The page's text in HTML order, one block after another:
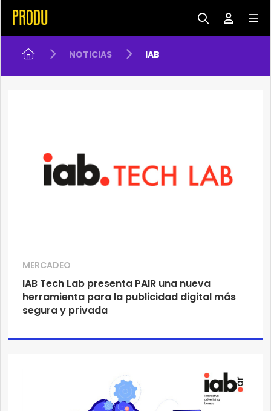
NOTICIAS IAB
MERCADEO
IAB Tech Lab presenta PAIR una nueva
herramienta para la publicidad digital más
segura y privada